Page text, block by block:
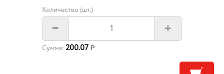
Количество (шт.)
– +
Сумма: 200.07 ₽